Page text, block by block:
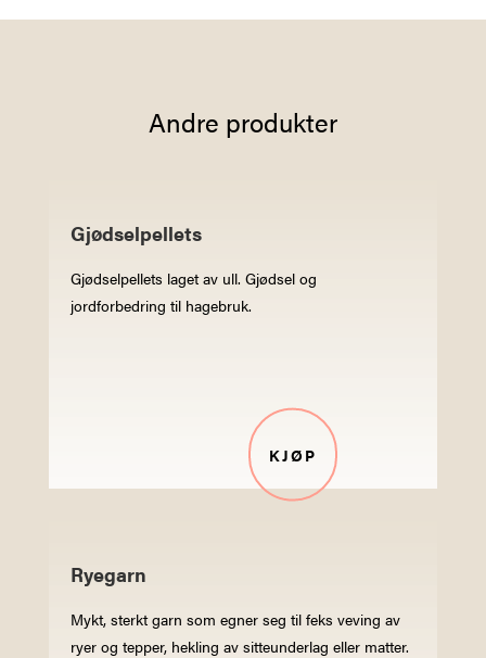
Andre produkter
Gjødselpellets
Gjødselpellets laget av ull. Gjødsel og
jordforbedring til hagebruk.
KJØP
Ryegarn
Mykt, sterkt garn som egner seg til feks veving av
ryer og tepper, hekling av sitteunderlag eller matter.